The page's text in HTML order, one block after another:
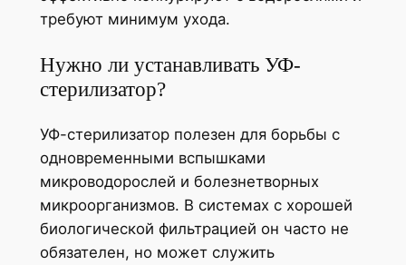
требуют минимум ухода.
Нужно ли устанавливать УФ-
стерилизатор?
УФ-стерилизатор полезен для борьбы с
одновременными вспышками
микроводорослей и болезнетворных
микроорганизмов. В системах с хорошей
биологической фильтрацией он часто не
обязателен, но может служить